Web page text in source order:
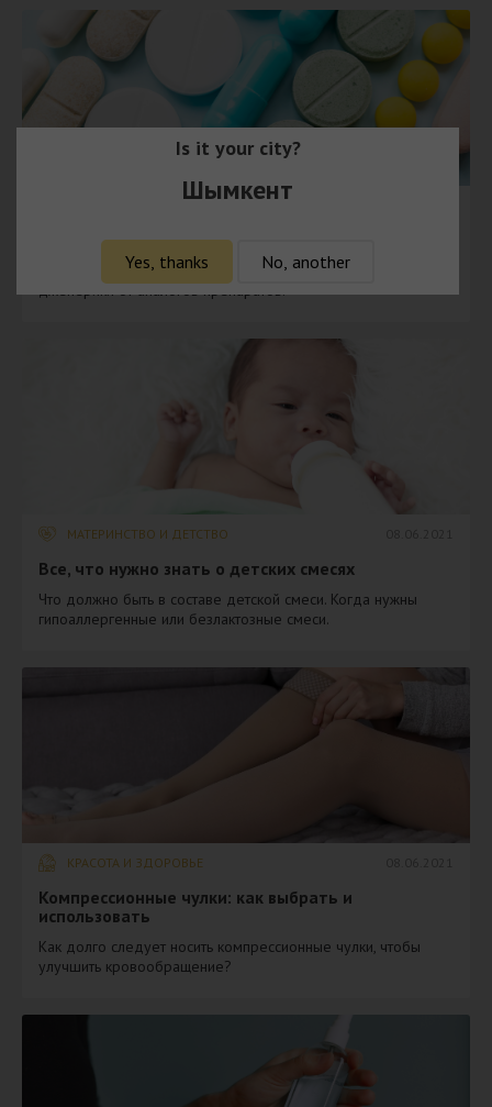
​Дженерик, аналог или оригинал. Есть ли разница?
Почему дженерики дешевле оригинала? Чем отличается
дженерики от аналогов препаратов.
МАТЕРИНСТВО И ДЕТСТВО
​Все, что нужно знать о детских смесях
Что должно быть в составе детской смеси. Когда нужны
гипоаллергенные или безлактозные смеси.
КРАСОТА И ЗДОРОВЬЕ
​Компрессионные чулки: как выбрать и
использовать
Как долго следует носить компрессионные чулки, чтобы
улучшить кровообращение?
Is it your city?
Шымкент
Yes, thanks No, another